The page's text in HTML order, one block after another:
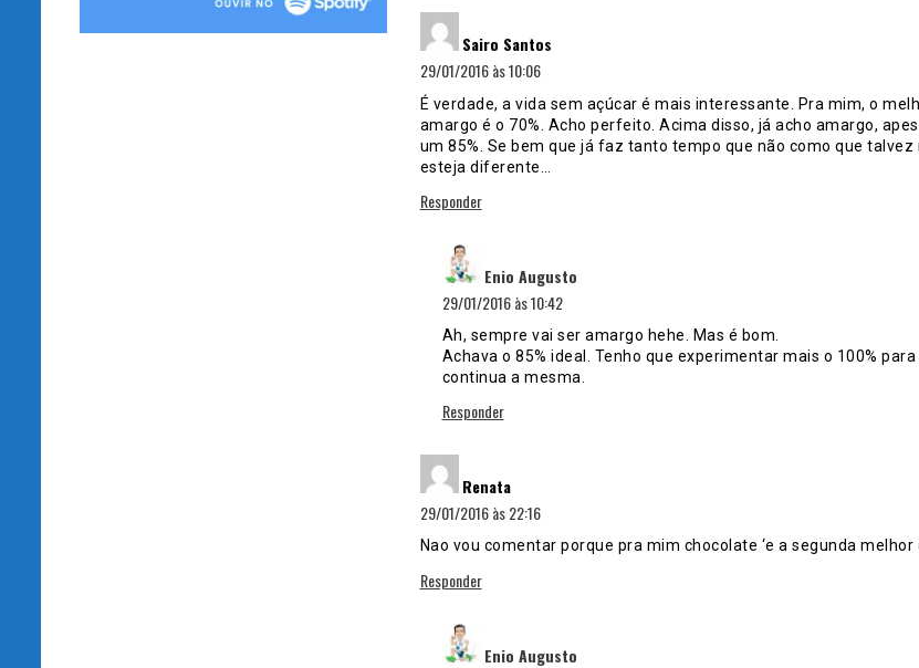
Sairo Santos
29/01/2016 às 10:06
É verdade, a vida sem açúcar é mais interessante. Pra mim, o
amargo é o 70%. Acho perfeito. Acima disso, já acho amargo,
um 85%. Se bem que já faz tanto tempo que não como que talvez
esteja diferente…
Responder
Enio Augusto
29/01/2016 às 10:42
Ah, sempre vai ser amargo hehe. Mas é bom.
Achava o 85% ideal. Tenho que experimentar mais o 100%
continua a mesma.
Responder
Renata
29/01/2016 às 22:16
Nao vou comentar porque pra mim chocolate ‘e a segunda melhor
Responder
Enio Augusto